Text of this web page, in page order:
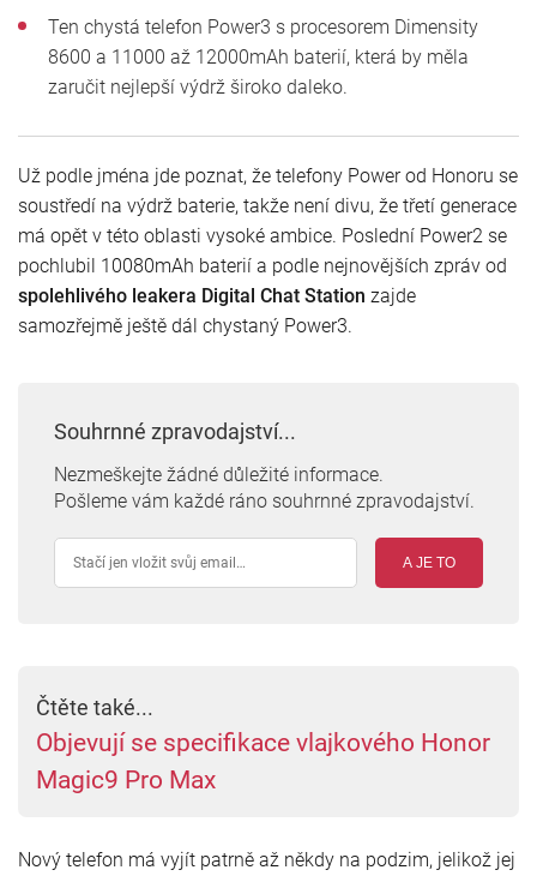
Ten chystá telefon Power3 s procesorem Dimensity
8600 a 11000 až 12000mAh baterií, která by měla
zaručit nejlepší výdrž široko daleko.
Už podle jména jde poznat, že telefony Power od Honoru se
soustředí na výdrž baterie, takže není divu, že třetí generace
má opět v této oblasti vysoké ambice. Poslední Power2 se
pochlubil 10080mAh baterií a podle nejnovějších zpráv od
spolehlivého leakera Digital Chat Station zajde
samozřejmě ještě dál chystaný Power3.
Souhrnné zpravodajství...
Nezmeškejte žádné důležité informace.
Pošleme vám každé ráno souhrnné zpravodajství.
A JE TO
Čtěte také...
Objevují se specifikace vlajkového Honor
Magic9 Pro Max
Nový telefon má vyjít patrně až někdy na podzim, jelikož jej